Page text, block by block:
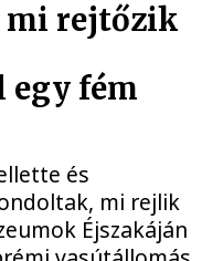
mi rejtőzik
egy fém
és
mi rejlik
Éjszakáján